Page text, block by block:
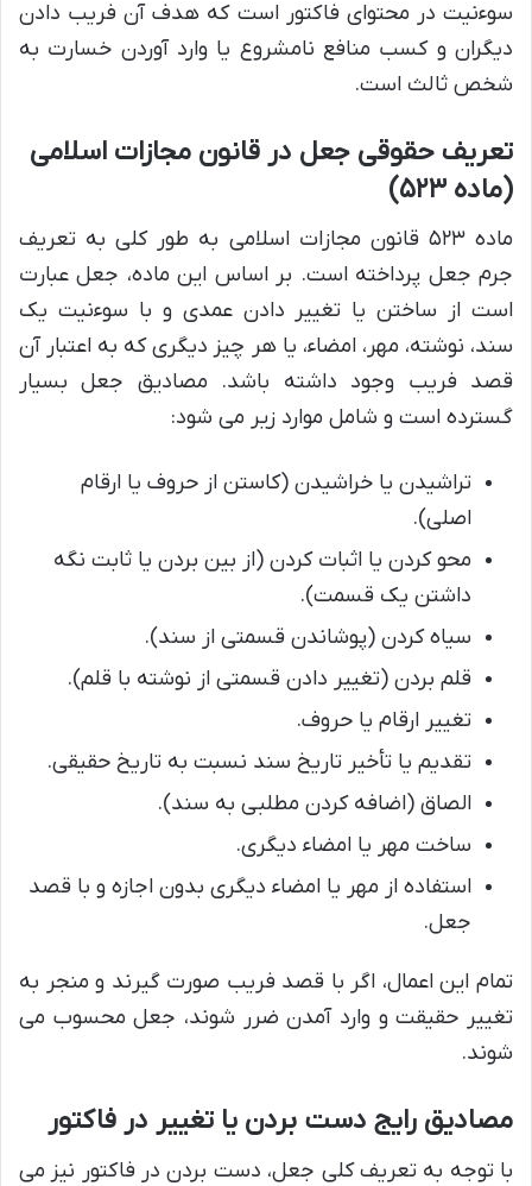
سوءنیت در محتوای فاکتور است که هدف آن فریب دادن
دیگران و کسب منافع نامشروع یا وارد آوردن خسارت به
شخص ثالث است.
تعریف حقوقی جعل در قانون مجازات اسلامی
(ماده ۵۲۳)
ماده ۵۲۳ قانون مجازات اسلامی به طور کلی به تعریف
جرم جعل پرداخته است. بر اساس این ماده، جعل عبارت
است از ساختن یا تغییر دادن عمدی و با سوءنیت یک
سند، نوشته، مهر، امضاء، یا هر چیز دیگری که به اعتبار آن
قصد فریب وجود داشته باشد. مصادیق جعل بسیار
گسترده است و شامل موارد زیر می شود:
تراشیدن یا خراشیدن (کاستن از حروف یا ارقام
اصلی).
محو کردن یا اثبات کردن (از بین بردن یا ثابت نگه
داشتن یک قسمت).
سیاه کردن (پوشاندن قسمتی از سند).
قلم بردن (تغییر دادن قسمتی از نوشته با قلم).
تغییر ارقام یا حروف.
تقدیم یا تأخیر تاریخ سند نسبت به تاریخ حقیقی.
الصاق (اضافه کردن مطلبی به سند).
ساخت مهر یا امضاء دیگری.
استفاده از مهر یا امضاء دیگری بدون اجازه و با قصد
جعل.
تمام این اعمال، اگر با قصد فریب صورت گیرند و منجر به
تغییر حقیقت و وارد آمدن ضرر شوند، جعل محسوب می
شوند.
مصادیق رایج دست بردن یا تغییر در فاکتور
با توجه به تعریف کلی جعل، دست بردن در فاکتور نیز می